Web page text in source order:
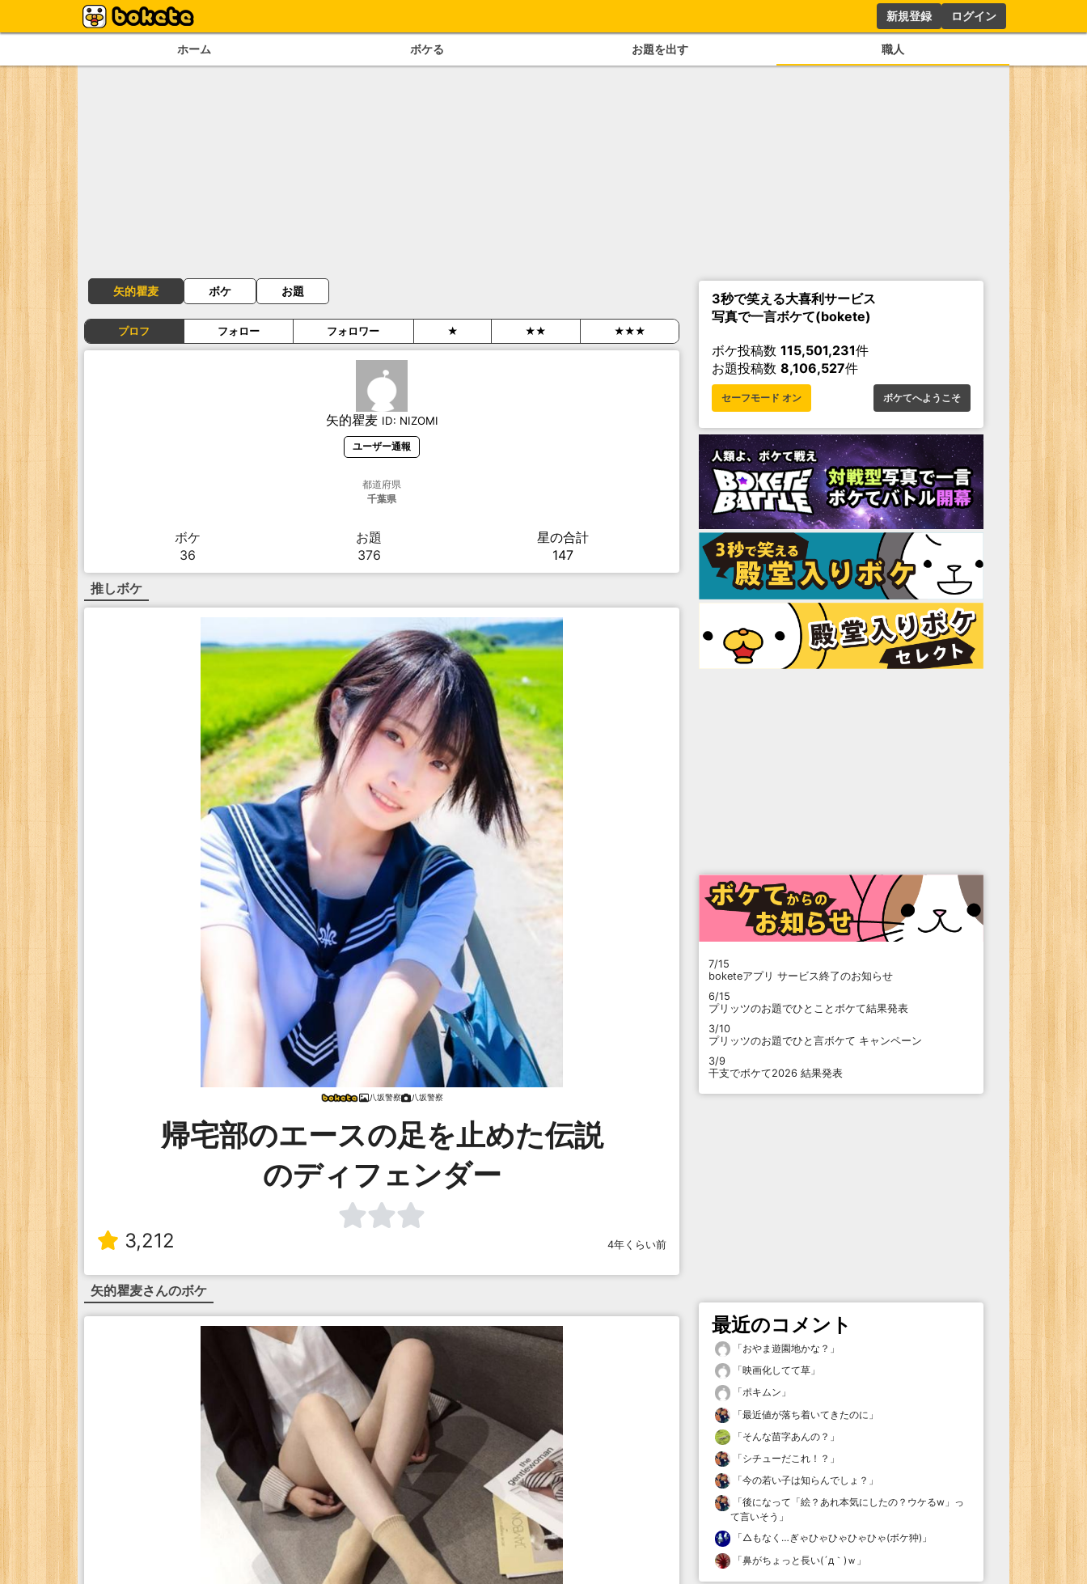
新規登録 ログイン
ホーム ボケる お題を出す 職人
矢的瞿麦 ボケ お題
プロフ フォロー フォロワー ★ ★★ ★★★
矢的瞿麦 ID: NIZOMI
ユーザー通報
都道府県
千葉県
ボケ
36
お題
376
星の合計
147
推しボケ
八坂警察 八坂警察
帰宅部のエースの足を止めた伝説
のディフェンダー
3,212 4年くらい前
矢的瞿麦さんのボケ
3秒で笑える大喜利サービス
写真で一言ボケて(bokete)
ボケ投稿数 115,501,231件
お題投稿数 8,106,527件
セーフモード オン ボケてへようこそ
7/15
boketeアプリ サービス終了のお知らせ
6/15
プリッツのお題でひとことボケて結果発表
3/10
プリッツのお題でひと言ボケて キャンペーン
3/9
干支でボケて2026 結果発表
最近のコメント
「おやま遊園地かな？ 」
「映画化してて草 」
「ポキムン 」
「最近値が落ち着いてきたのに 」
「そんな苗字あんの？ 」
「シチューだこれ！？ 」
「今の若い子は知らんでしょ？ 」
「後になって「絵？あれ本気にしたの？ウケるw」っ
て言いそう 」
「△もなく…ぎゃひゃひゃひゃひゃ(ボケ狆) 」
「鼻がちょっと長い(´д｀)ｗ 」